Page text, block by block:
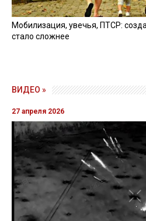
Мобилизация, увечья, ПТСР:
стало сложнее
ВИДЕО »
27 апреля 2026